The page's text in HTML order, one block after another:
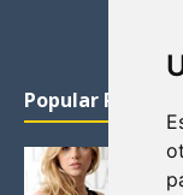
Popular Posts